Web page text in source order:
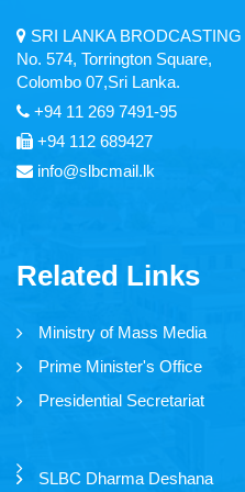
SRI LANKA
No. 574, Torrington Square,
Colombo 07,Sri Lanka.
+94 11 269 7491-95
+94 112 689427
info@slbcmail.lk
Related Links
Ministry of Mass Media
Prime Minister's Office
Presidential Secretariat
SLBC Dharma Deshana